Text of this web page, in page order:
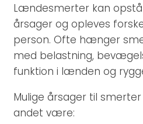
Lændesmerter kan
årsager og opleves
person. Ofte hænger
med belastning,
funktion i lænden og
Mulige årsager til
andet være: